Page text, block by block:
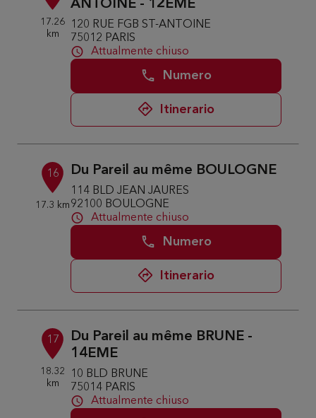
17.26
km
ANTOINE - 12EME
120 RUE FGB ST-ANTOINE
75012 PARIS
Attualmente chiuso
Numero
Itinerario
16
17.3 km
Du Pareil au même BOULOGNE
114 BLD JEAN JAURES
92100 BOULOGNE
Attualmente chiuso
Numero
Itinerario
17
18.32
km
Du Pareil au même BRUNE -
14EME
10 BLD BRUNE
75014 PARIS
Attualmente chiuso